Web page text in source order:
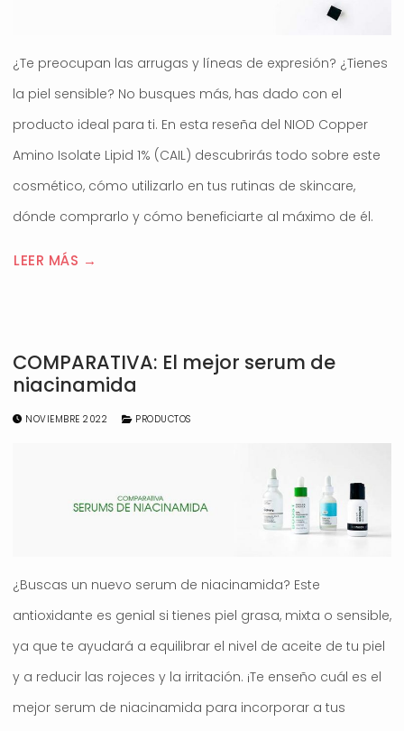
¿Te preocupan las arrugas y líneas de expresión? ¿Tienes
la piel sensible? No busques más, has dado con el
producto ideal para ti. En esta reseña del NIOD Copper
Amino Isolate Lipid 1% (CAIL) descubrirás todo sobre este
cosmético, cómo utilizarlo en tus rutinas de skincare,
dónde comprarlo y cómo beneficiarte al máximo de él.
LEER MÁS →
COMPARATIVA: El mejor serum de
niacinamida
NOVIEMBRE 2022 PRODUCTOS
¿Buscas un nuevo serum de niacinamida? Este
antioxidante es genial si tienes piel grasa, mixta o sensible,
ya que te ayudará a equilibrar el nivel de aceite de tu piel
y a reducir las rojeces y la irritación. ¡Te enseño cuál es el
mejor serum de niacinamida para incorporar a tus